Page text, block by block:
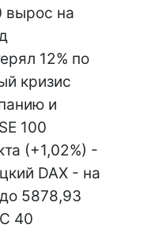
вырос на
12% по
кризис
и
100
(+1,02%) -
DAX - на
5878,93
40